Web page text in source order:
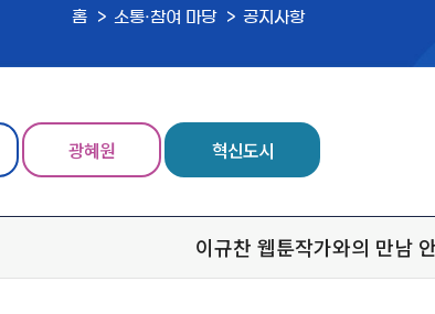
홈 소통·참여 마당 공지사항
광혜원 혁신도시
이규찬 웹툰작가와의 만남